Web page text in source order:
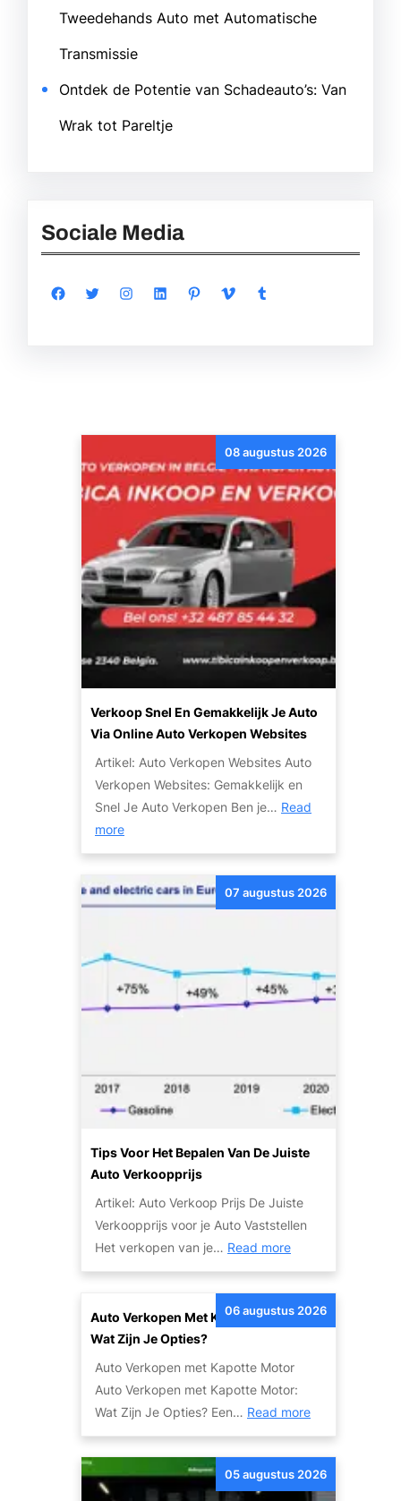
Tweedehands Auto met Automatische
Transmissie
Ontdek de Potentie van Schadeauto’s: Van
Wrak tot Pareltje
Sociale Media
Facebook Twitter Instagram LinkedIn Pinterest Vimeo Tumblr
Verkoop Snel En Gemakkelijk Je Auto
Via Online Auto Verkopen Websites
08 augustus 2026
Artikel: Auto Verkopen Websites Auto
Verkopen Websites: Gemakkelijk en
Snel Je Auto Verkopen Ben je… Read
more:
V
r
o
p
S
l
n
a
k
k
e
i
j
k
J
e
u
t
Tips Voor Het Bepalen Van De Juiste
Auto Verkoopprijs
07 augustus 2026
Artikel: Auto Verkoop Prijs De Juiste
Verkoopprijs voor je Auto Vaststellen
Het verkopen van je… Read more:
T
i
p
e
t
Auto Verkopen Met Kapotte Motor:
Wat Zijn Je Opties?
06 augustus 2026
Auto Verkopen met Kapotte Motor
Auto Verkopen met Kapotte Motor:
Wat Zijn Je Opties? Een… Read more:
A
u
t
05 augustus 2026